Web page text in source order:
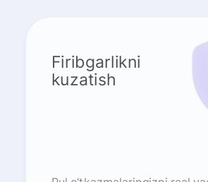
Firibgarlikni
kuzatish